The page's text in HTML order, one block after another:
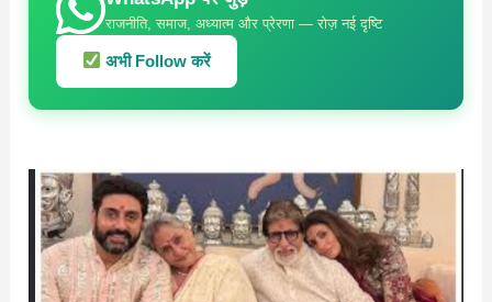
राजनीति, समाज, अध्यात्म और प्रेरणा — रोज़ नई दृष्टि
अभी Follow करें